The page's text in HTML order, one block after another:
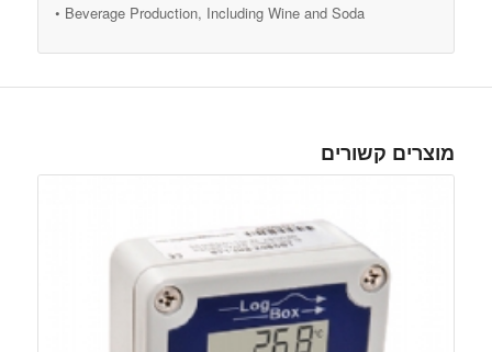
• Beverage Production, Including Wine and Soda
מוצרים קשורים